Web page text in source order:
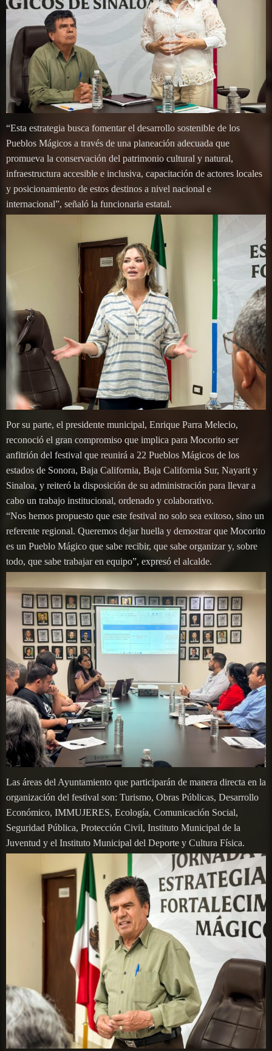
“Esta estrategia busca fomentar el desarrollo sostenible de los
Pueblos Mágicos a través de una planeación adecuada que
promueva la conservación del patrimonio cultural y natural,
infraestructura accesible e inclusiva, capacitación de actores locales
y posicionamiento de estos destinos a nivel nacional e
internacional”, señaló la funcionaria estatal.
Por su parte, el presidente municipal, Enrique Parra Melecio,
reconoció el gran compromiso que implica para Mocorito ser
anfitrión del festival que reunirá a 22 Pueblos Mágicos de los
estados de Sonora, Baja California, Baja California Sur, Nayarit y
Sinaloa, y reiteró la disposición de su administración para llevar a
cabo un trabajo institucional, ordenado y colaborativo.
“Nos hemos propuesto que este festival no solo sea exitoso, sino un
referente regional. Queremos dejar huella y demostrar que Mocorito
es un Pueblo Mágico que sabe recibir, que sabe organizar y, sobre
todo, que sabe trabajar en equipo”, expresó el alcalde.
Las áreas del Ayuntamiento que participarán de manera directa en la
organización del festival son: Turismo, Obras Públicas, Desarrollo
Económico, IMMUJERES, Ecología, Comunicación Social,
Seguridad Pública, Protección Civil, Instituto Municipal de la
Juventud y el Instituto Municipal del Deporte y Cultura Física.